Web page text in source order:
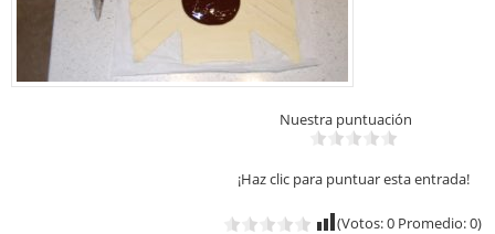
Nuestra puntuación
¡Haz clic para puntuar esta entrada!
(Votos:0Promedio:0)